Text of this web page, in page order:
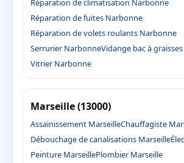
Réparation de climatisation Narbonne
Réparation de fuites Narbonne
Réparation de volets roulants Narbonne
Serrurier NarbonneVidange bac à
Vitrier Narbonne
Marseille (13000)
Assainissement MarseilleChauffagiste
Débouchage de canalisations Marseille
Peinture MarseillePlombier Marseille